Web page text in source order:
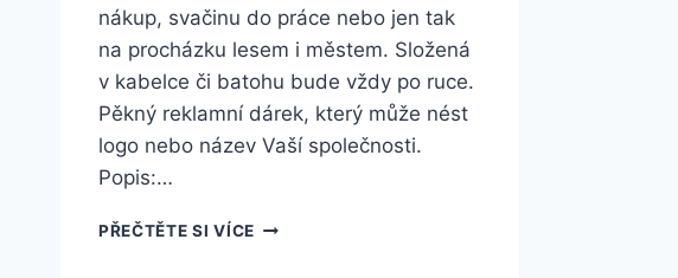
nákup, svačinu do práce nebo jen tak
na procházku lesem i městem. Složená
v kabelce či batohu bude vždy po ruce.
Pěkný reklamní dárek, který může nést
logo nebo název Vaší společnosti.
Popis:…
PŘEČTĚTE SI VÍCE